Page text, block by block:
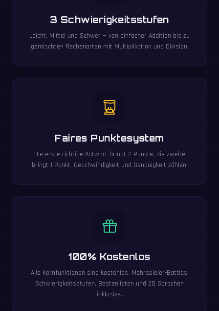
3 Schwierigkeitsstufen
Leicht, Mittel und Schwer — von einfacher Addition bis zu
gemischten Rechenarten mit Multiplikation und Division.
Faires Punktesystem
Die erste richtige Antwort bringt 2 Punkte, die zweite
bringt 1 Punkt. Geschwindigkeit und Genauigkeit zählen.
100% Kostenlos
Alle Kernfunktionen sind kostenlos. Mehrspieler-Battles,
Schwierigkeitsstufen, Bestenlisten und 20 Sprachen
inklusive.